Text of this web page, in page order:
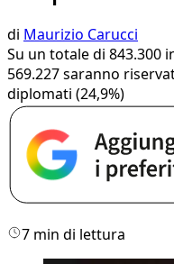
di Maurizio Carucci
Su un totale di 843.300
569.227 saranno
diplomati (24,9%)
7 min di lettura